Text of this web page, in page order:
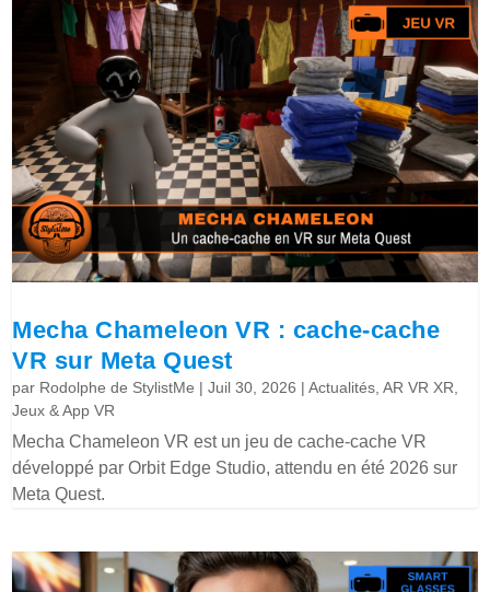
Mecha Chameleon VR : cache-cache
VR sur Meta Quest
par Rodolphe de StylistMe |Juil 30, 2026 |Actualités ,AR VR XR
Jeux & App VR
Mecha Chameleon VR est un jeu de cache-cache VR
développé par Orbit Edge Studio, attendu en été 2026 sur
Meta Quest.